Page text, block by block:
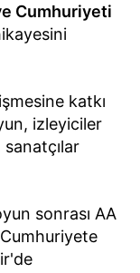
Cumhuriyeti
katkı
izleyiciler
sonrası AA